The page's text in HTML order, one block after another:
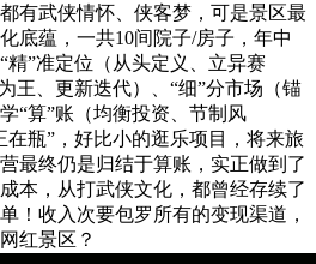
有武侠情怀、侠客梦，可是景区最
底蕴，一共10间院子/房子，年中
”准定位（从头定义、立异赛
王、更新迭代）、“细”分市场（锚
“算”账（均衡投资、节制风
在瓶”，好比小的逛乐项目，将来旅
最终仍是归结于算账，实正做到了
本，从打武侠文化，都曾经存续了
！收入次要包罗所有的变现渠道，
红景区？